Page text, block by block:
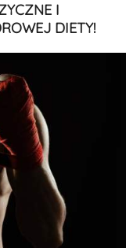
I
DIETY!